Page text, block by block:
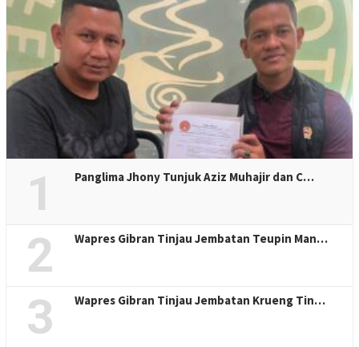
1 Panglima Jhony Tunjuk Aziz Muhajir dan C…
2 Wapres Gibran Tinjau Jembatan Teupin Man…
3 Wapres Gibran Tinjau Jembatan Krueng Tin…